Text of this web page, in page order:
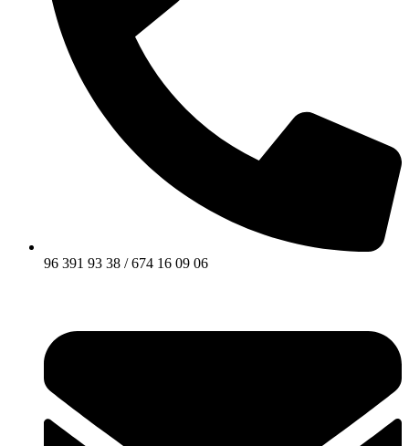
96 391 93 38 / 674 16 09 06